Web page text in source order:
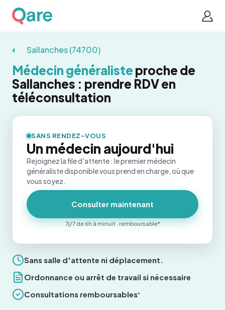
Sallanches (74700)
Médecin généraliste proche de
Sallanches : prendre RDV en
téléconsultation
Sans salle d'attente ni déplacement.
Ordonnance ou arrêt de travail si nécessaire
Consultations remboursables*
SANS RENDEZ-VOUS
Un médecin aujourd'hui
Rejoignez la file d'attente : le premier médecin
généraliste disponible vous prend en charge, où que
vous soyez.
Consulter maintenant
7j/7 de 6h à minuit · remboursable*